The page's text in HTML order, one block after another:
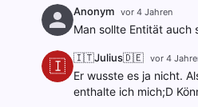
Anonym vor 4 Jahren
Man sollte Entität auch
🇮 🇮🇹Julius🇩🇪 vor 4
Er wusste es ja nicht.
enthalte ich mich;D